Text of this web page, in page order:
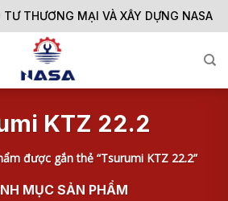
THƯƠNG MẠI VÀ XÂY DỰNG NASA
KTZ 22.2
được gắn thẻ “Tsurumi KTZ 22.2”
MỤC SẢN PHẨM